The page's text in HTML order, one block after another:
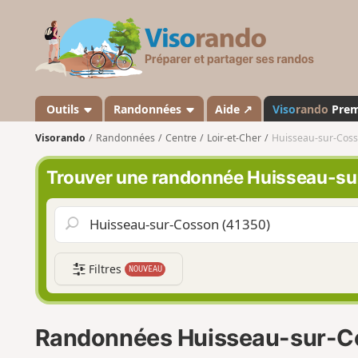
s
a
n
d
o
Outils Randonnées Aide ↗ Visorando
Visorando Randonnées Centre Loir-et-Cher Huisseau-sur-
Trouver une randonnée Huisseau-
Filtres NOUVEAU
Randonnées Huisseau-sur-